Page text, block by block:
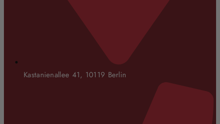
Kastanienallee 41, 10119 Berlin